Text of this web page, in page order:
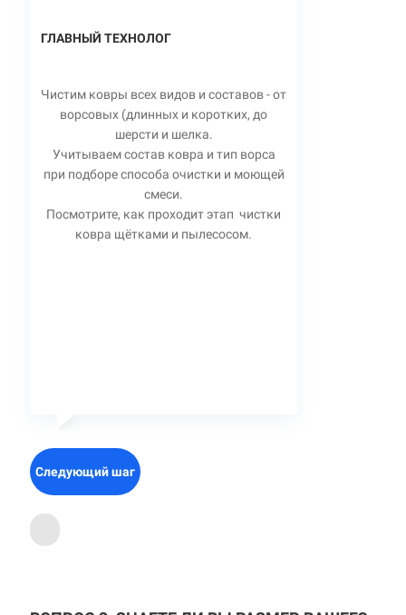
ГЛАВНЫЙ ТЕХНОЛОГ
Чистим ковры всех видов и составов - от
ворсовых (длинных и коротких, до
шерсти и шелка.
Учитываем состав ковра и тип ворса
при подборе способа очистки и моющей
смеси.
Посмотрите, как проходит этап чистки
ковра щётками и пылесосом.
Следующий шаг